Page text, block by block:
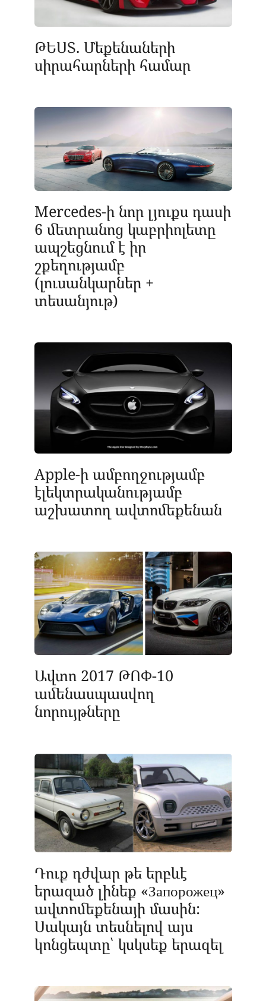
ԹԵՍՏ. Մեքենաների
սիրահարների համար
Mercedes-ի նոր լյուքս դասի
6 մետրանոց կաբրիոլետը
ապշեցնում է իր
շքեղությամբ
(լուսանկարներ +
տեսանյութ)
Apple-ի ամբողջությամբ
էլեկտրականությամբ
աշխատող ավտոմեքենան
Ավտո 2017 ԹՈՓ-10
ամենասպասվող
նորույթները
Դուք դժվար թե երբևէ
երազած լինեք «Запорожец»
ավտոմեքենայի մասին:
Սակայն տեսնելով այս
կոնցեպտը՝ կսկսեք երազել